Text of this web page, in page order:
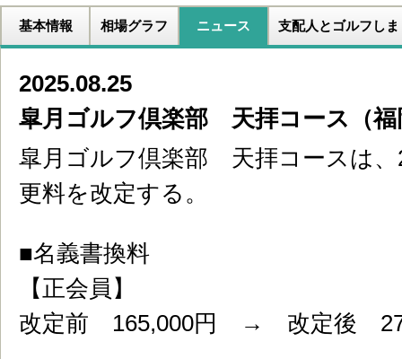
基本情報 相場グラフ ニュース 支配人とゴルフしま
2025.08.25
皐月ゴルフ倶楽部 天拝コース（
皐月ゴルフ倶楽部 天拝コースは、
更料を改定する。
■名義書換料
【正会員】
改定前 165,000円 → 改定後